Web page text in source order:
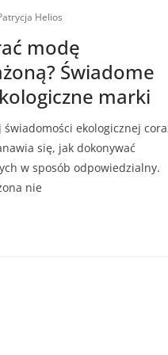
Helios
modę
Świadome
marki
ekologicznej
się, jak dokonywać
w sposób odpowiedzialny.
nie